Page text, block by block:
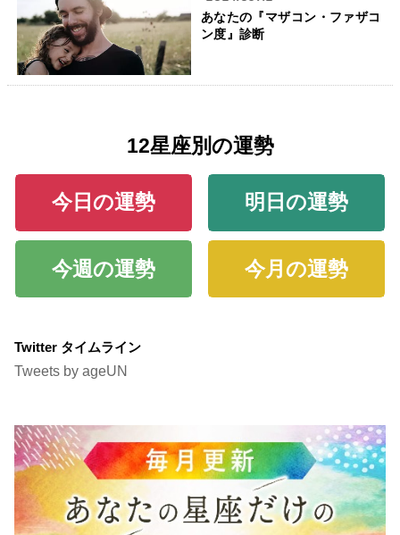
あなたの『マザコン・ファザコ
ン度』診断
12星座別の運勢
今日の運勢 明日の運勢
今週の運勢 今月の運勢
Twitter タイムライン
Tweets by ageUN